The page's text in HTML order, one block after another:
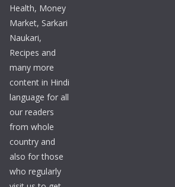
Health, Money
Market, Sarkari
Naukari,
Recipes and
many more
content in Hindi
language for all
our readers
from whole
country and
also for those
who regularly